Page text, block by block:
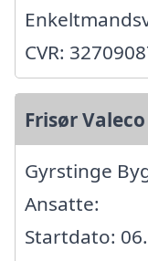
CVR:
Frisør Valeco
Gyrstinge
Ansatte:
Startdato: